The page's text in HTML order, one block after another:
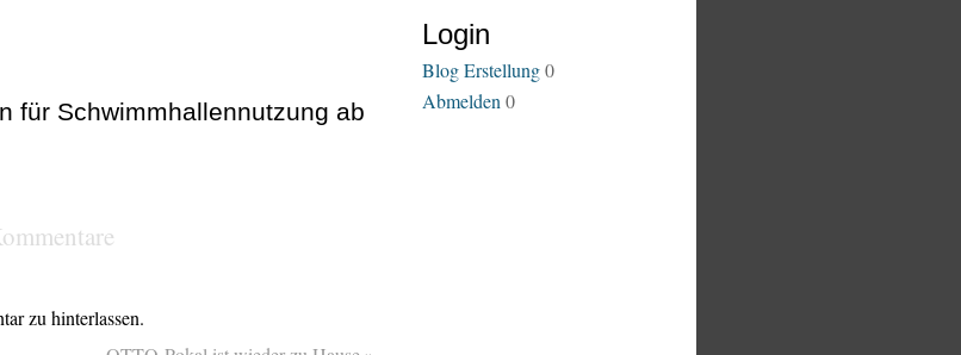
für Schwimmhallennutzung ab
zu hinterlassen.
Login
Blog Erstellung0
Abmelden 0